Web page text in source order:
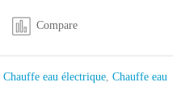
Compare
Chauffe eau électrique, Chauffe eau